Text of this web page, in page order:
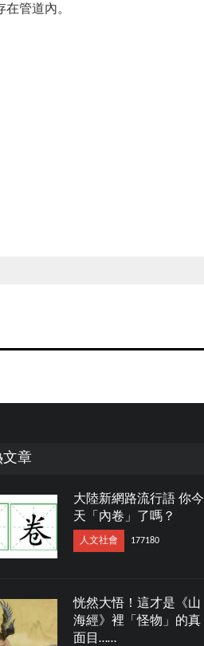
管道內。
文章
大陸新網路流行語 你今
天「內卷」了嗎？
人文社會 177180
恍然大悟！這才是《山
海經》裡「怪物」的真
面目……